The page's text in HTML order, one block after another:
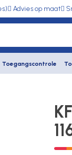
Advies op maat
Toegangscontrole